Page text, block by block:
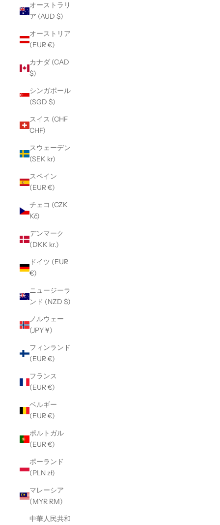
オーストラリ
ア (AUD $)
オーストリア
(EUR €)
カナダ (CAD
$)
シンガポール
(SGD $)
スイス (CHF
CHF)
スウェーデン
(SEK kr)
スペイン
(EUR €)
チェコ (CZK
Kč)
デンマーク
(DKK kr.)
ドイツ (EUR
€)
ニュージーラ
ンド (NZD $)
ノルウェー
(JPY ¥)
フィンランド
(EUR €)
フランス
(EUR €)
ベルギー
(EUR €)
ポルトガル
(EUR €)
ポーランド
(PLN zł)
マレーシア
(MYR RM)
中華人民共和